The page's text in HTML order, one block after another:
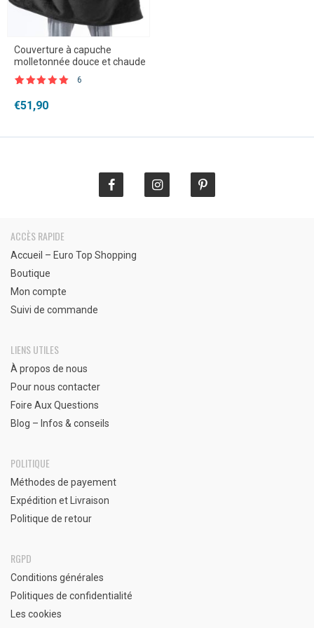
Couverture à capuche
molletonnée douce et chaude
sur
6
€51,90
ACCÈS RAPIDE
Accueil – Euro Top Shopping
Boutique
Mon compte
Suivi de commande
LIENS UTILES
À propos de nous
Pour nous contacter
Foire Aux Questions
Blog – Infos & conseils
POLITIQUE
Méthodes de payement
Expédition et Livraison
Politique de retour
RGPD
Conditions générales
Politiques de confidentialité
Les cookies